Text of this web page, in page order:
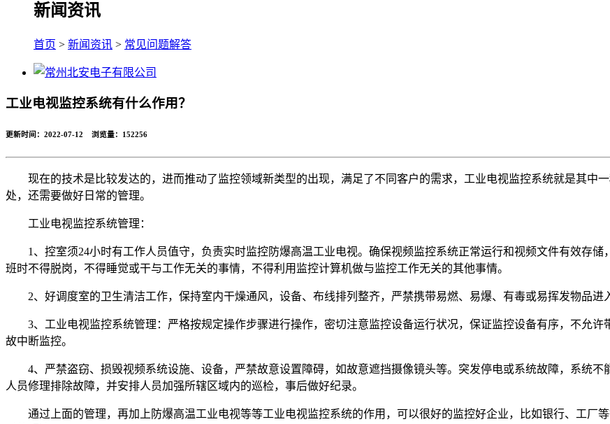
新闻资讯
首页 > 新闻资讯 > 常见问题解答
工业电视监控系统有什么作用？
更新时间：2022-07-12 浏览量： 152256
现在的技术是比较发达的，进而推动了监控领域新类型的出现，满足了不同客户的需求，工业电视监控系统就是其中
处，还需要做好日常的管理。
工业电视监控系统管理：
1、控室须24小时有工作人员值守，负责实时监控防爆高温工业电视。确保视频监控系统正常运行和视频文件有效存
班时不得脱岗，不得睡觉或干与工作无关的事情，不得利用监控计算机做与监控工作无关的其他事情。
2、好调度室的卫生清洁工作，保持室内干燥通风，设备、布线排列整齐，严禁携带易燃、易爆、有毒或易挥发物品进
3、工业电视监控系统管理：严格按规定操作步骤进行操作，密切注意监控设备运行状况，保证监控设备有序，不允
故中断监控。
4、严禁盗窃、损毁视频系统设施、设备，严禁故意设置障碍，如故意遮挡摄像镜头等。突发停电或系统故障，系统
人员修理排除故障，并安排人员加强所辖区域内的巡检，事后做好纪录。
通过上面的管理，再加上防爆高温工业电视等等工业电视监控系统的作用，可以很好的监控好企业，比如银行、工厂